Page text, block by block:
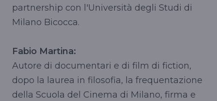
partnership con l'Università degli Studi di
Milano Bicocca.
Fabio Martina:
Autore di documentari e di film di fiction,
dopo la laurea in filosofia, la frequentazione
della Scuola del Cinema di Milano, firma e